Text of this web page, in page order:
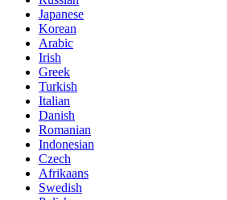
Japanese
Korean
Arabic
Irish
Greek
Turkish
Italian
Danish
Romanian
Indonesian
Czech
Afrikaans
Swedish